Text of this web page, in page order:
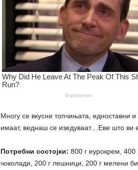
Многу се вкусни топчињата, едноставни
имаат, веднаш се изедуваат…Еве што ви
Потребни состојки: 800 г еурокрем,
чоколади, 200 г лешници, 200 г мелени